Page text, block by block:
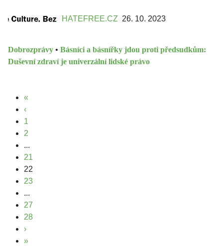
HATEFREE.CZ 26. 10. 2023
Dobrozprávy • Básníci a básnířky jdou proti předsudkům:
Duševní zdraví je univerzální lidské právo
«
‹
1
2
...
21
22
23
...
27
28
›
»